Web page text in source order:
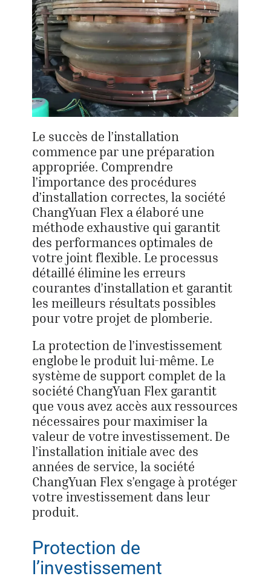
Le succès de l’installation
commence par une préparation
appropriée. Comprendre
l’importance des procédures
d’installation correctes, la société
ChangYuan Flex a élaboré une
méthode exhaustive qui garantit
des performances optimales de
votre joint flexible. Le processus
détaillé élimine les erreurs
courantes d’installation et garantit
les meilleurs résultats possibles
pour votre projet de plomberie.
La protection de l’investissement
englobe le produit lui-même. Le
système de support complet de la
société ChangYuan Flex garantit
que vous avez accès aux ressources
nécessaires pour maximiser la
valeur de votre investissement. De
l’installation initiale avec des
années de service, la société
ChangYuan Flex s’engage à protéger
votre investissement dans leur
produit.
Protection de
l’investissement